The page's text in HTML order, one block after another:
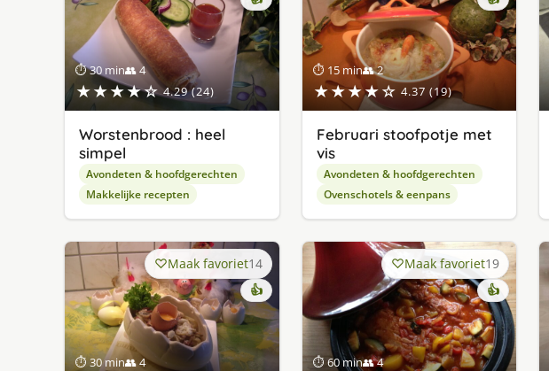
⏱ 30 min👥 4
★★★★☆ 4.29 (24)
Worstenbrood : heel
simpel
Avondeten & hoofdgerechten
Makkelijke recepten
⏱ 15 min👥 2
★★★★☆ 4.37 (19)
Februari stoofpotje met
vis
Avondeten & hoofdgerechten
Ovenschotels & eenpans
⏱ 30 min👥 4
Maak favoriet14
👍
⏱ 60 min👥 4
Maak favoriet19
👍